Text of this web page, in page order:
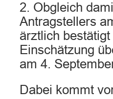
2. Obgleich
Antragstellers
ärztlich
Einschätzung
am 4.
Dabei kommt